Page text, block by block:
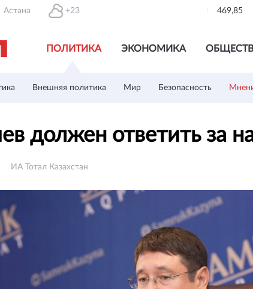
Астана +23 469,85
ПОЛИТИКА ЭКОНОМИКА
Внешняя политика Мир Безопасность
должен ответить за
ИА Тотал Казахстан